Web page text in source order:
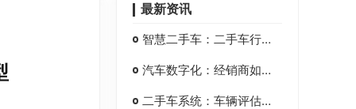
最新资讯
智慧二手车：二手车行业垂直CRM系统
汽车数字化：经销商如何获得更多收车渠道？
二手车系统：车辆评估管理系统在汽车经销商集团的应用